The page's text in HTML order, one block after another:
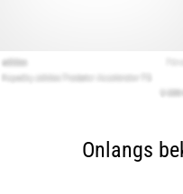
Onlangs